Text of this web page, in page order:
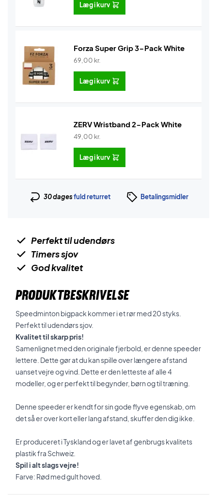
Læg i kurv
Forza Super Grip 3-Pack White
69,00 kr.
Læg i kurv
ZERV Wristband 2-Pack White
49,00 kr.
Læg i kurv
30 dagesfuld returret Betalingsmidler
Perfekt til udendørs
Timers sjov
God kvalitet
PRODUKTBESKRIVELSE
Speedminton bigpack kommer i et rør med 20 styks.
Perfekt til udendørs sjov.
Kvalitet til skarp pris!
Samenlignet med den originale fjerbold, er denne speeder
lettere. Dette gør at du kan spille over længere afstand
uanset vejre og vind. Dette er den letteste af alle 4
modeller, og er perfekt til begynder, børn og til træning.
Denne speeder er kendt for sin gode flyve egenskab, om
det så er over kort eller lang afstand, skuffer den dig ikke.
Er produceret i Tyskland og er lavet af genbrugs kvalitets
plastik fra Schweiz.
Spil i alt slags vejre!
Farve: Rød med gult hoved.